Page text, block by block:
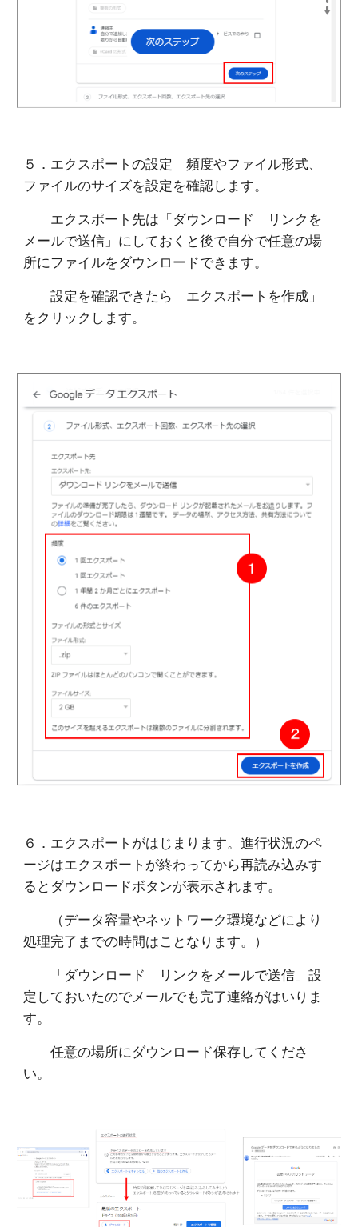
５．エクスポートの設定 頻度やファイル形式、
ファイルのサイズを設定を確認します。
エクスポート先は「ダウンロード リンクを
メールで送信」にしておくと後で自分で任意の場
所にファイルをダウンロードできます。
設定を確認できたら「エクスポートを作成」
をクリックします。
６．エクスポートがはじまります。進行状況のペ
ージはエクスポートが終わってから再読み込みす
るとダウンロードボタンが表示されます。
（データ容量やネットワーク環境などにより
処理完了までの時間はことなります。）
「ダウンロード リンクをメールで送信」設
定しておいたのでメールでも完了連絡がはいりま
す。
任意の場所にダウンロード保存してくださ
い。